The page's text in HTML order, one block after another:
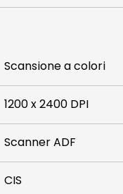
Scansione a colori
1200 x 2400 DPI
Scanner ADF
CIS